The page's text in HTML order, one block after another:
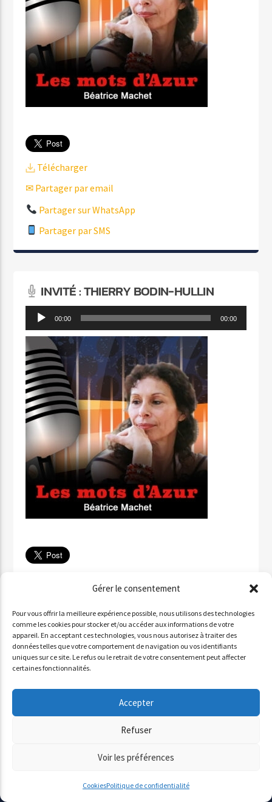
Gérer le consentement
Pour vous offrir la meilleure expérience possible, nous utilisons des technologies
comme les cookies pour stocker et/ou accéder aux informations de votre
appareil. En acceptant ces technologies, vous nous autorisez à traiter des
données telles que votre comportement de navigation ou vos identifiants
uniques sur ce site. Le refus ou le retrait de votre consentement peut affecter
certaines fonctionnalités.
Accepter
Refuser
Voir les préférences
CookiesPolitique de confidentialité
Télécharger
✉ Partager par email
Partager sur WhatsApp
Partager par SMS
INVITÉ : THIERRY BODIN-HULLIN
Lecteur 00:00 00:00
Partager sur WhatsApp
Partager par SMS
INVITÉ : ALDO QURESHI